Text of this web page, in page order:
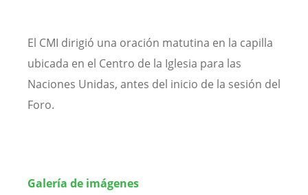
El CMI dirigió una oración matutina en la capilla
ubicada en el Centro de la Iglesia para las
Naciones Unidas, antes del inicio de la sesión del
Foro.
Galería de imágenes